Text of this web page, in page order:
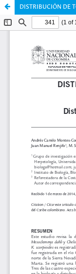
DISTRIBUCIÓN DE